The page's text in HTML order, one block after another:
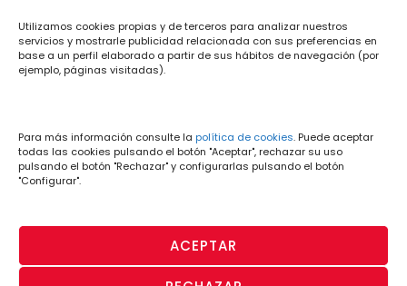
Utilizamos cookies propias y de terceros para analizar nuestros
servicios y mostrarle publicidad relacionada con sus preferencias en
base a un perfil elaborado a partir de sus hábitos de navegación (por
ejemplo, páginas visitadas).
Para más información consulte la política de cookies. Puede aceptar
todas las cookies pulsando el botón "Aceptar", rechazar su uso
pulsando el botón "Rechazar" y configurarlas pulsando el botón
"Configurar".
ACEPTAR